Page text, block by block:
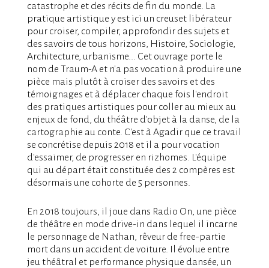
catastrophe et des récits de fin du monde. La
pratique artistique y est ici un creuset libérateur
pour croiser, compiler, approfondir des sujets et
des savoirs de tous horizons, Histoire, Sociologie,
Architecture, urbanisme... Cet ouvrage porte le
nom de Traum-A et n'a pas vocation à produire une
pièce mais plutôt à croiser des savoirs et des
témoignages et à déplacer chaque fois l'endroit
des pratiques artistiques pour coller au mieux au
enjeux de fond, du théâtre d'objet à la danse, de la
cartographie au conte. C'est à Agadir que ce travail
se concrétise depuis 2018 et il a pour vocation
d'essaimer, de progresser en rizhomes. L'équipe
qui au départ était constituée des 2 compères est
désormais une cohorte de 5 personnes.
En 2018 toujours, il joue dans Radio On, une pièce
de théâtre en mode drive-in dans lequel il incarne
le personnage de Nathan, rêveur de free-partie
mort dans un accident de voiture. Il évolue entre
jeu théâtral et performance physique dansée, un